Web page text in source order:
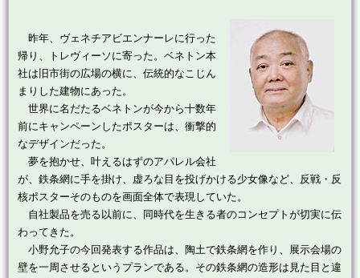
昨年、ヴェネチアビエンナーレに行った
帰り、トレヴィーソに寄った。ベネトン本
社は旧市街の広場の横に、伝統的なこじん
まりした建物にあった。
世界に名だたるベネトンが今から十数年
前にキャンペーンしたポスターは、衝撃的
なデザインだった。
夢を抱かせ、叶えるはずのアパレル会社
が、鉄条網に手を掛け、虚ろな目を投げかける少女像など、反戦・反
核ポスターそのものを画面全体で表現していた。
自社製品を売る以前に、同時代を生きる者のコンセプトが切実に伝
わってきた。
小野允子の今回発表する作品は、陶土で鉄条網を作り、展示会場の
壁を一周させるというプランである。その鉄条網の造形は見た目と違